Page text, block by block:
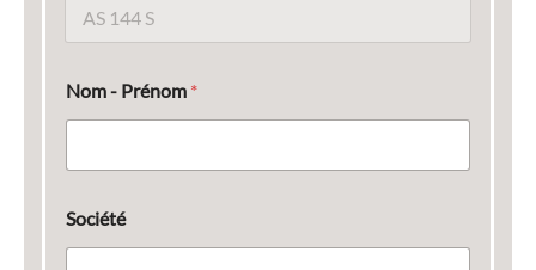
m
u
p
i
t
Nom - Prénom *
Société